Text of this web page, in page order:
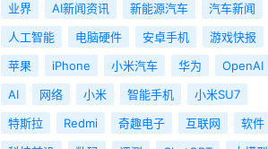
业界 AI新闻资讯 新能源汽车
汽车新闻
人工智能
电脑硬件 安卓手机
游戏快报
苹果
iPhone 小米汽车 华为
OpenAI
AI
网络 小米 智能手机
小米SU7
特斯拉
Redmi 奇趣电子 互联网
软件